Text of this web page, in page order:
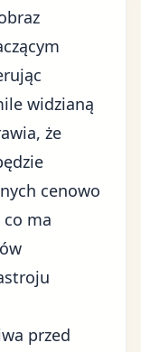
widzianą
że
cenowo
co ma
przed